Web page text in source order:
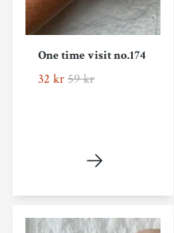
One time visit no.174
32 kr59 kr